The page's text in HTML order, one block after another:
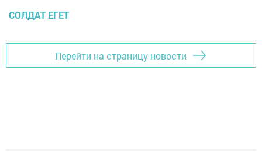
СОЛДАТ ЕГЕТ
Перейти на страницу новости